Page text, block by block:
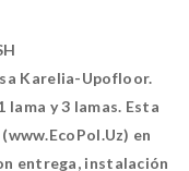
Karelia-Upofloor.
lama y 3 lamas. Esta
en
entrega, instalación